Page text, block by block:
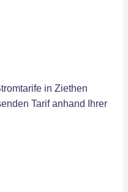
in Ziethen
Tarif anhand Ihrer